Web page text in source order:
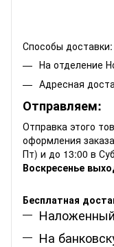
Способы доставки:
На отделение
Адресная
Отправляем:
Отправка этого
оформления
Пт) и до 13:00 в
Воскресенье
Бесплатная
На